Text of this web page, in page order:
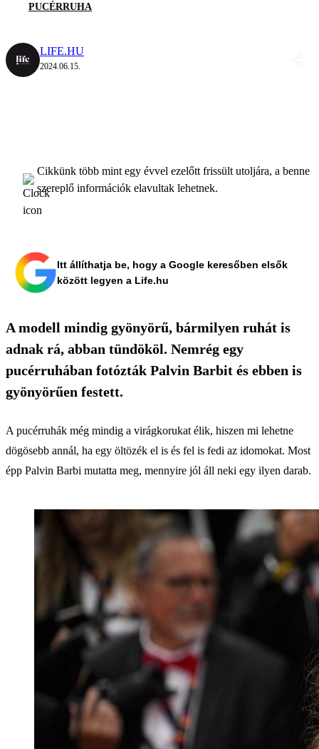
PUCÉRRUHA
LIFE.HU
2024.06.15.
Cikkünk több mint egy évvel ezelőtt frissült utoljára, a benne
szereplő információk elavultak lehetnek.
Itt állíthatja be, hogy a Google keresőben elsők
között legyen a Life.hu
A modell mindig gyönyörű, bármilyen ruhát is
adnak rá, abban tündököl. Nemrég egy
pucérruhában fotózták Palvin Barbit és ebben is
gyönyörűen festett.
A pucérruhák még mindig a virágkorukat élik, hiszen mi lehetne
dögösebb annál, ha egy öltözék el is és fel is fedi az idomokat. Most
épp Palvin Barbi mutatta meg, mennyire jól áll neki egy ilyen darab.